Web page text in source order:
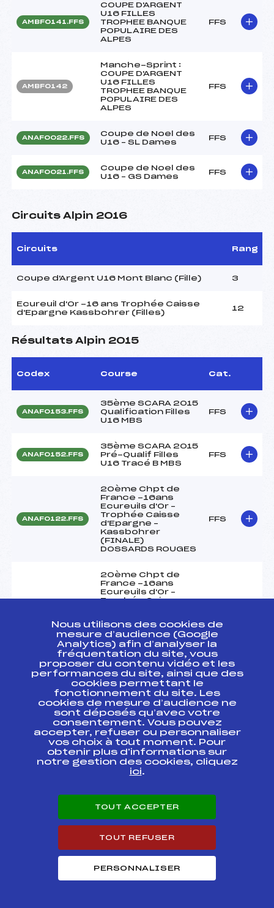
AMBF0141.FFS
COUPE D'ARGENT
U16 FILLES
TROPHEE BANQUE
POPULAIRE DES
ALPES
FFS
AMBF0142
Manche-Sprint :
COUPE D'ARGENT
U16 FILLES
TROPHEE BANQUE
POPULAIRE DES
ALPES
FFS
ANAF0022.FFS
Coupe de Noel des
U16 – SL Dames
FFS
ANAF0021.FFS
Coupe de Noel des
U16 – GS Dames
FFS
Circuits Alpin 2016
Circuits Rang
Coupe d'Argent U16 Mont Blanc (Fille) 3
Ecureuil d'Or -16 ans Trophée Caisse
d'Epargne Kassbohrer (Filles)
12
Résultats Alpin 2015
Codex Course Cat.
ANAF0153.FFS
35ème SCARA 2015
Qualification Filles
U16 MBS
FFS
ANAF0152.FFS
35ème SCARA 2015
Pré-Qualif Filles
U16 Tracé B MBS
FFS
ANAF0122.FFS
20ème Chpt de
France -16ans
Ecureuils d'Or –
Trophée Caisse
d'Epargne –
Kassbohrer
(FINALE)
DOSSARDS ROUGES
FFS
20ème Chpt de
France -16ans
Ecureuils d'Or –
Trophée Caisse
(FINALE)
DOSSASRDS
ROUGES
AMBF1481.FFS
COUPE D'ARGENT
U16 FILLES
Trophée Banque
Populaire des
Alpes
AMBF1511.FFS
COUPE D'ARGENT
U16 FILLES
TROPHEE BANQUE
POPULAIRE DES
ALPES
FFS
AMBF1381.FFS
FEDERATION
FFS
de France -16ans
Ecureuils d'Or
Trophée Caisse
d'Epargne –
Nous utilisons des cookies de
mesure d’audience (Google
Analytics) afin d’analyser la
fréquentation du site, vous
proposer du contenu vidéo et les
performances du site, ainsi que des
cookies permettant le
fonctionnement du site. Les
cookies de mesure d’audience ne
sont déposés qu’avec votre
consentement. Vous pouvez
accepter, refuser ou personnaliser
vos choix à tout moment. Pour
obtenir plus d'informations sur
notre gestion des cookies, cliquez
ici.
TOUT ACCEPTER
TOUT REFUSER
PERSONNALISER